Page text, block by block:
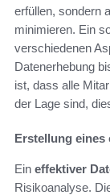
erfüllen, sondern
minimieren. Ein
verschiedenen
Datenerhebung
ist, dass alle
der Lage sind,
Erstellung eines
Ein effektiver
Risikoanalyse.